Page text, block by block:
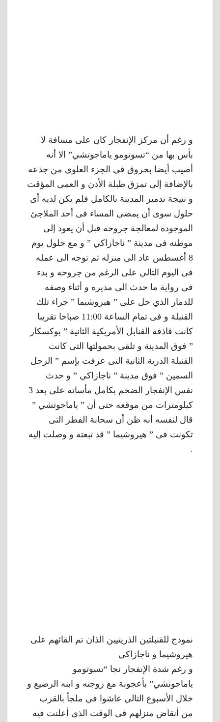
و رغم أن مركز الإنفجار كان على مسافة لا
بأس بها من “تسوتومو ياماجوتشي” الا أنه
أصيب أيضا بحروق في الجزء العلوي من جذعه
بالإضافة إلى تمزق طبلة الأذن و العمى المؤقت
و نتيجة تدمير المدينة بالكامل فلم يكن لديه أى
حلول سوى أن يمضى المساء فى أحد الملاجئ
الموجودة لمعالجة جروحه قبل أن يعود إلى
موطنه فى مدينة ” ناجازاكي ” و مع حلول يوم
8 أغسطس عاد الى منزله ثم توجه الى عمله
فى اليوم التالي على الرغم من جروحه و بدء
فى رواية ما حدث الى مديره و أثناء وصفه
للدمار الذي حل على ” هيروشيما ” جراء تلك
القنبلة و فى تمام الساعة 11:00 صباحا تقريبا
كانت قاذفة القنابل الأمريكية الثانية ” بوكسكار
” فوق المدينة و تلقى بحمولتها التى كانت
القنبلة الذرية الثانية التى عرفت بإسم ” الرجل
السمين ” فوق مدينة ” ناجازاكي ” و حدث
نفس الإنفجار الضخم بكامل مأساته على بعد 3
كيلومترات من موقعه حتى أن ” ياماجوتشي ”
قال لنفسه أنه ظن أن سحابة الفطر التى
تكونت فى ” هيروشيما ” قد تبعته و وصلت إليه
.
نموذج للقنبلتين الذريتيين الذان تم القائهم على
هيروشيما و ناجازاكي
و رغم شدة الإنفجار نجا “تسوتومو
ياماجوتشي” بأعجوبة مع زوجته و ابنه الرضيع و
خلال الأسبوع التالي عاشوا في ملجأ بالقرب
من أنقاض منزلهم فى الوقت الذى أعلنت فيه